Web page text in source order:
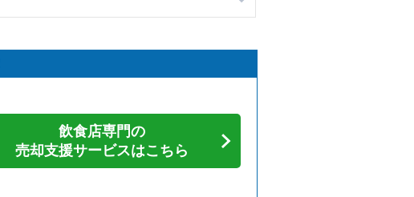
飲食店専門の
売却支援サービスはこちら